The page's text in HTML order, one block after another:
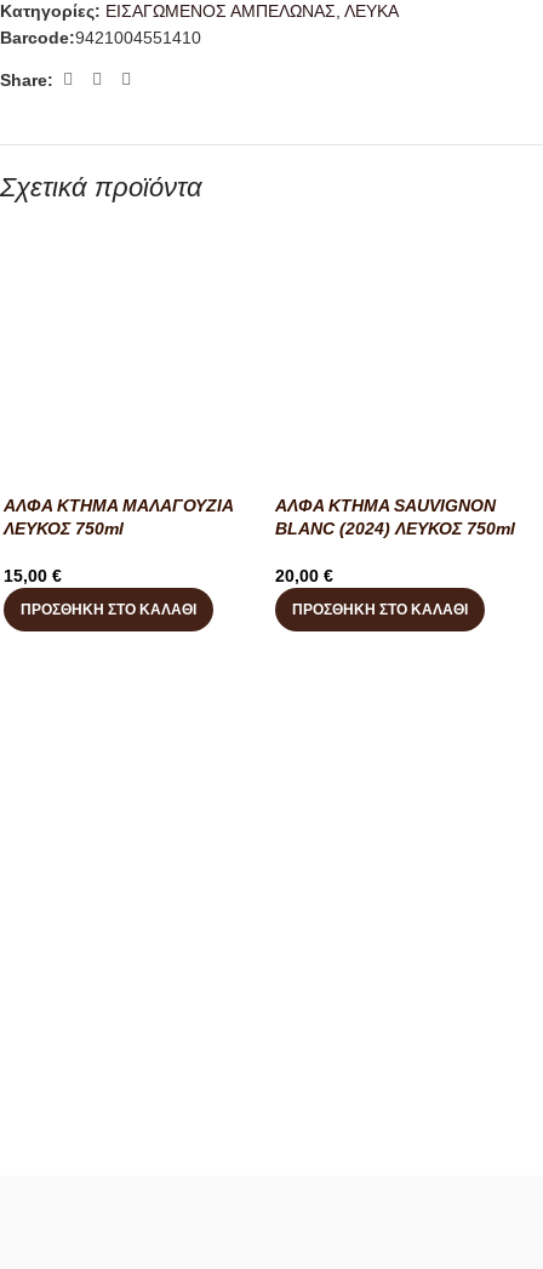
Κατηγορίες: ΕΙΣΑΓΩΜΕΝΟΣ ΑΜΠΕΛΩΝΑΣ ΛΕΥΚΑ
Barcode:9421004551410
Share:
Σχετικά προϊόντα
ΑΛΦΑ ΚΤΗΜΑ ΜΑΛΑΓΟΥΖΙΑ
ΛΕΥΚΟΣ 750ml
15,00 €
ΠΡΟΣΘΉΚΗ ΣΤΟ ΚΑΛΆΘΙ
ΑΛΦΑ ΚΤΗΜΑ SAUVIGNON
BLANC (2024) ΛΕΥΚΟΣ 750ml
20,00 €
ΠΡΟΣΘΉΚΗ ΣΤΟ ΚΑΛΆΘΙ